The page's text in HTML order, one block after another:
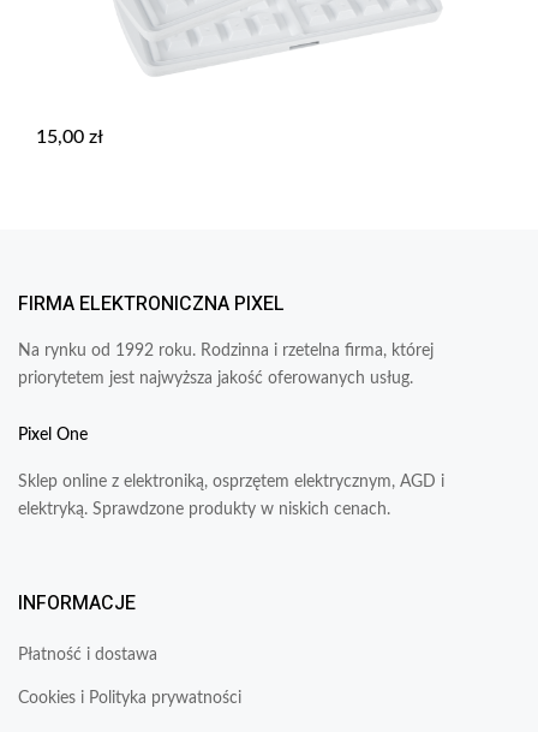
15,00 zł
FIRMA ELEKTRONICZNA PIXEL
Na rynku od 1992 roku. Rodzinna i rzetelna firma, której
priorytetem jest najwyższa jakość oferowanych usług.
Pixel One
Sklep online z elektroniką, osprzętem elektrycznym, AGD i
elektryką. Sprawdzone produkty w niskich cenach.
INFORMACJE
Płatność i dostawa
Cookies i Polityka prywatności